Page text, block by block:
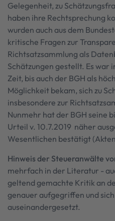
Gelegenheit, zu
haben ihre Rechtsprechung
wurden auch aus dem
kritische Fragen zur
Richtsatzsammlung als
Schätzungen gestellt. Es war
Zeit, bis auch der BGH als
Möglichkeit bekam, sich zu
insbesondere zur
Nunmehr hat der BGH seine
Urteil v. 10.7.2019 näher
Wesentlichen bestätigt
Hinweis der Steueranwälte
mehrfach in der Literatur -
geltend gemachte Kritik an
genauer aufgegriffen und
auseinandergesetzt.